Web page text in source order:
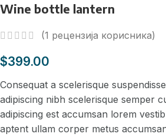
Wine bottle lantern
(1 рецензија корисника)
$399.00
Consequat a scelerisque
adipiscing nibh scelerisque semper
adipiscing est accumsan lorem
aptent ullam corper metus